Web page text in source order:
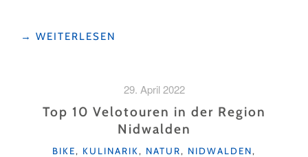
"UNTERWEGS
→ WEITERLESEN
29. April 2022
Top 10 Velotouren in der Region
Nidwalden
KATEGORIEN
BIKE, KULINARIK, NATUR, NIDWALDEN,